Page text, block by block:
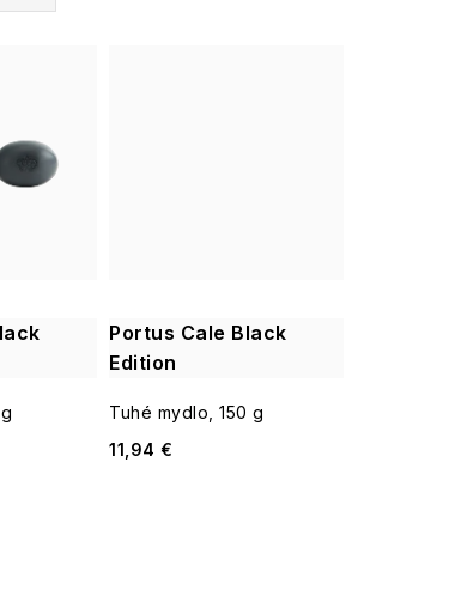
Portus Cale Black
Edition
Tuhé mydlo, 150 g
11,94 €